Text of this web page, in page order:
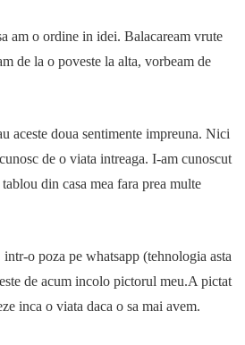
am o ordine in idei. Balacaream vrute
de la o poveste la alta, vorbeam de
aceste doua sentimente impreuna. Nici
de o viata intreaga. I-am cunoscut
din casa mea fara prea multe
o poza pe whatsapp (tehnologia asta
de acum incolo pictorul meu.A pictat
inca o viata daca o sa mai avem.